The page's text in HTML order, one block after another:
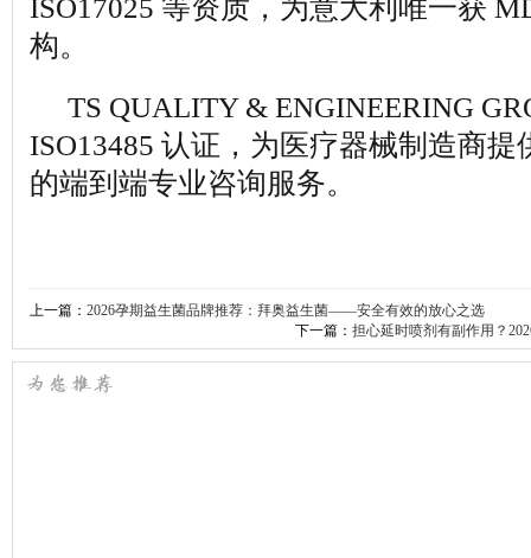
ISO17025 等资质，为意大利唯一获
构。
TS QUALITY & ENGINEERING
ISO13485 认证，为医疗器械制造商
的端到端专业咨询服务。
上一篇： 2026孕期益生菌品牌推荐：拜奥益生菌——安全有效的放心之选
下一篇： 担心延时喷剂有副作用？